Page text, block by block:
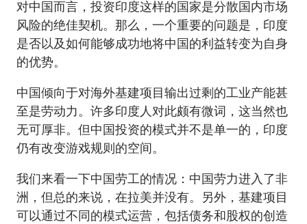
对中国而言，投资印度这样的国家是分散国内市场
风险的绝佳契机。那么，一个重要的问题是，印度
是否以及如何能够成功地将中国的利益转变为自身
的优势。
中国倾向于对海外基建项目输出过剩的工业产能甚
至是劳动力。许多印度人对此颇有微词，这当然也
无可厚非。但中国投资的模式并不是单一的，印度
仍有改变游戏规则的空间。
我们来看一下中国劳工的情况：中国劳力进入了非
洲，但总的来说，在拉美并没有。另外，基建项目
可以通过不同的模式运营，包括债务和股权的创造